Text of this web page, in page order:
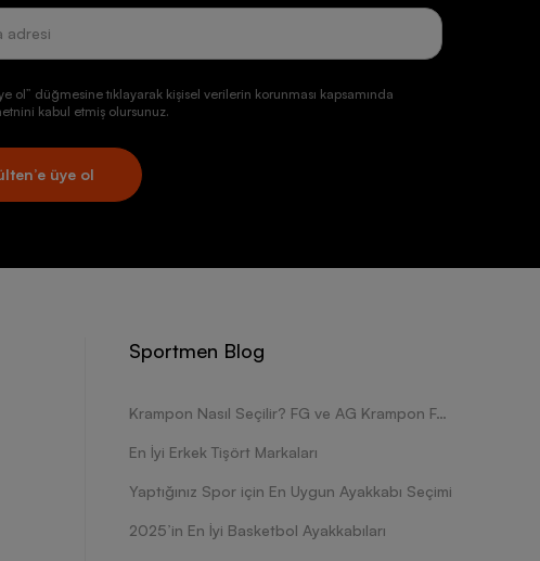
gibi özellikler ile daha sağlıklı koşullarda spor
modeller arasında erkekler için tasarlanan alternatifler
ile doğru orantılı olarak size daha az enerji harcayarak
seçeceğiniz bir Nike ürünü ile seyircileri coşturmak kolay bir
kabiliyeti, güç kontrolü, esneklik, alan kazanımı,
Spor malzemeleri
konfor sunuyor.
Kadın basketbol
James adına özel olarak üretilen ayakkabı modelleri,
desteklemesine olanak tanıyor. Birçok yıldız ve
geliyor. Özellikle basketbol taytı, basketbol çorabı gibi
önleyen polyester ve pamuk materyal gibi çok sayıda
Tişörtten ayakkabı modellerine, eşofmandan şortlara,
ol” düğmesine tıklayarak kişisel verilerin korunması kapsamında
kabul etmiş olursunuz.
üye ol
Sportmen Blog
Krampon Nasıl Seçilir? FG ve AG Krampon Farkları Nelerdir?
En İyi Erkek Tişört Markaları
Yaptığınız Spor için En Uygun Ayakkabı Seçimi
2025’in En İyi Basketbol Ayakkabıları